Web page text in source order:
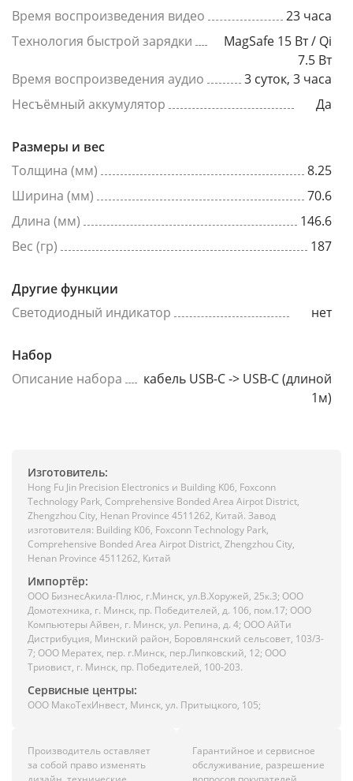
Время воспроизведения видео
23 часа
Технология быстрой зарядки
MagSafe 15 Вт / Qi
7.5 Вт
Время воспроизведения аудио
3 суток, 3 часа
Несъёмный аккумулятор
Да
Размеры и вес
Толщина (мм)
8.25
Ширина (мм)
70.6
Длина (мм)
146.6
Вес (гр)
187
Другие функции
Светодиодный индикатор
нет
Набор
Описание набора
кабель USB-C -> USB-C (длиной
1м)
Изготовитель:
Hong Fu Jin Precision Electronics и Building K06, Foxconn
Technology Park, Comprehensive Bonded Area Airpot District,
Zhengzhou City, Henan Province 4511262, Китай. Завод
изготовителя: Building K06, Foxconn Technology Park,
Comprehensive Bonded Area Airpot District, Zhengzhou City,
Henan Province 4511262, Китай
Импортёр:
ООО БизнесАкила-Плюc, г.Минск, ул.В.Хоружей, 25к.3; ООО
Домотехника, г. Минск, пр. Победителей, д. 106, пом.17; ООО
Компьютеры Айвен, г. Минск, ул. Репина, д. 4; ООО АйТи
Дистрибуция, Минский район, Боровлянский сельсовет, 103/3-
7; ООО Мератех, пер. г.Минск, пер.Липковский, 12; ООО
Триовист, г. Минск, пр. Победителей, 100-203.
Сервисные центры:
ООО МакоТехИнвест, Минск, ул. Притыцкого, 105;
Производитель оставляет
за собой право изменять
Гарантийное и сервисное
обслуживание, разрешение